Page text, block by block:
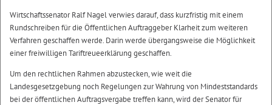
Wirtschaftssenator Ralf Nagel verwies darauf, dass kurzfristig mit einem
Rundschreiben für die Öffentlichen Auftraggeber Klarheit zum weiteren
Verfahren geschaffen werde. Darin werde übergangsweise die Möglichkeit
einer freiwilligen Tariftreueerklärung geschaffen.
Um den rechtlichen Rahmen abzustecken, wie weit die
Landesgesetzgebung noch Regelungen zur Wahrung von Mindeststandards
bei der öffentlichen Auftragsvergabe treffen kann, wird der Senator für